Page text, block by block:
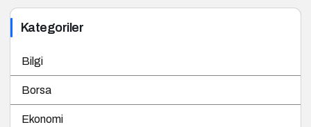
Kategoriler
Bilgi
Borsa
Ekonomi